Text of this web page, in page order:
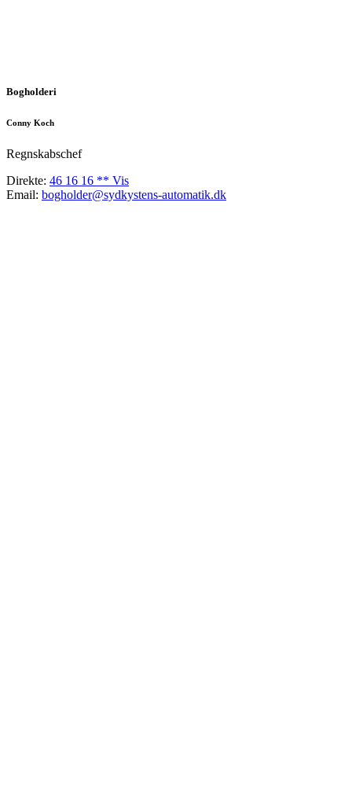
Bogholderi
Conny Koch
Regnskabschef
Direkte: 46 16 16 ** Vis
Email: bogholder@sydkystens-automatik.dk